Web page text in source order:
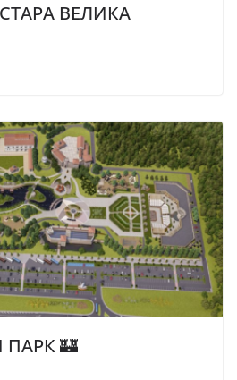
ВЕЛИКА
🏰